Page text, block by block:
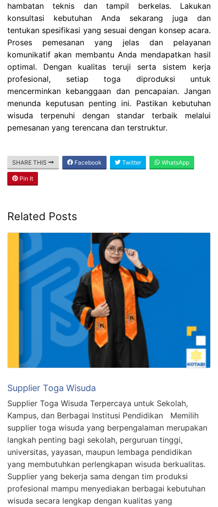
hambatan teknis dan tampil berkelas. Lakukan
konsultasi kebutuhan Anda sekarang juga dan
tentukan spesifikasi yang sesuai dengan konsep acara.
Proses pemesanan yang jelas dan pelayanan
komunikatif akan membantu Anda mendapatkan hasil
optimal. Dengan kualitas teruji serta sistem kerja
profesional, setiap toga diproduksi untuk
mencerminkan kebanggaan dan pencapaian. Jangan
menunda keputusan penting ini. Pastikan kebutuhan
wisuda terpenuhi dengan standar terbaik melalui
pemesanan yang terencana dan terstruktur.
SHARE THIS Facebook Twitter WhatsApp
Pin It
Related Posts
Supplier Toga Wisuda
Supplier Toga Wisuda Terpercaya untuk Sekolah,
Kampus, dan Berbagai Institusi Pendidikan Memilih
supplier toga wisuda yang berpengalaman merupakan
langkah penting bagi sekolah, perguruan tinggi,
universitas, yayasan, maupun lembaga pendidikan
yang membutuhkan perlengkapan wisuda berkualitas.
Supplier yang bekerja sama dengan tim produksi
profesional mampu menyediakan berbagai kebutuhan
wisuda secara lengkap dengan kualitas yang